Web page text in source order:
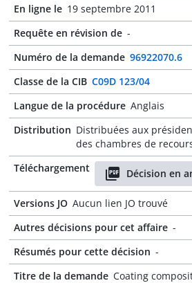
En ligne le 19 septembre 2011
Requête en révision de -
Numéro de la demande 96922070.6
Classe de la CIB C09D 123/04
Langue de la procédure Anglais
Distribution Distribuées aux
des chambres de
Téléchargement
Décision en
Versions JO Aucun lien JO trouvé
Autres décisions pour cet affaire -
Résumés pour cette décision -
Titre de la demande Coating